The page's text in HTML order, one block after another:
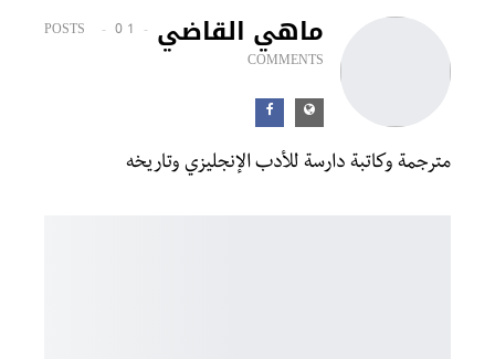
ماهي القاضي 1 POSTS
0
COMMENTS
مترجمة وكاتبة دارسة للأدب الإنجليزي وتاريخه